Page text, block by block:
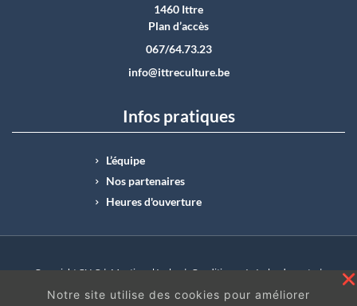
1460 Ittre
Plan d’accès
067/64.73.23
info@ittreculture.be
Infos pratiques
L’équipe
Nos partenaires
Heures d'ouverture
Copyright CLI © | Mentions légales | Conditions générales de vente |
N°Entreprise : BE0414.742.009 |
BE50 0012 6285 4518
Notre site utilise des cookies pour améliorer